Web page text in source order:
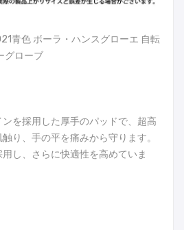
青色 ボーラ・ハンスグローエ 自転
グローブ
を採用した厚手のパッドで、超高
り、手の平を痛みから守ります。
し、さらに快適性を高めていま